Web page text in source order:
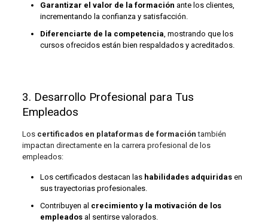
Garantizar el valor de la formación ante los clientes,
incrementando la confianza y satisfacción.
Diferenciarte de la competencia, mostrando que los
cursos ofrecidos están bien respaldados y acreditados.
3. Desarrollo Profesional para Tus
Empleados
Los certificados en plataformas de formación también
impactan directamente en la carrera profesional de los
empleados:
Los certificados destacan las habilidades adquiridasen
sus trayectorias profesionales.
Contribuyen al crecimiento y la motivación de los
empleadosal sentirse valorados.